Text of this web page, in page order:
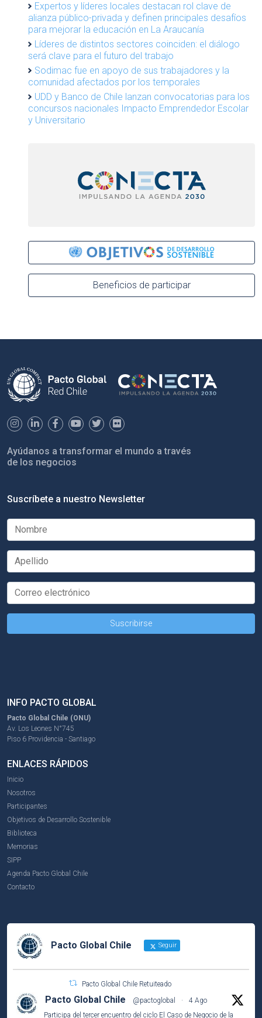
Expertos y líderes locales destacan rol clave de
alianza público-privada y definen principales desafíos
para mejorar la educación en La Araucanía
Líderes de distintos sectores coinciden: el diálogo
será clave para el futuro del trabajo
Sodimac fue en apoyo de sus trabajadores y la
comunidad afectados por los temporales
UDD y Banco de Chile lanzan convocatorias para los
concursos nacionales Impacto Emprendedor Escolar
y Universitario
Beneficios de participar
Ayúdanos a transformar el mundo a través
de los negocios
Suscríbete a nuestro Newsletter
INFO PACTO GLOBAL
Pacto Global Chile (ONU)
Av. Los Leones N°745
Piso 6 Providencia - Santiago
ENLACES RÁPIDOS
Inicio
Nosotros
Participantes
Objetivos de Desarrollo Sostenible
Biblioteca
Memorias
SIPP
Agenda Pacto Global Chile
Contacto
Pacto Global Chile Seguir
Pacto Global Chile Retuiteado
Pacto Global Chile @pactoglobal ·
4 Ago
Participa del tercer encuentro del ciclo El Caso de Negocio de la